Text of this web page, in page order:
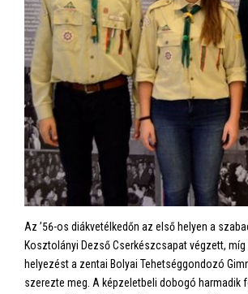
Az ’56-os diákvetélkedőn az első helyen a
Kosztolányi Dezső Cserkészcsapat végzett,
helyezést a zentai Bolyai Tehetséggondozó
szerezte meg. A képzeletbeli dobogó harmadik